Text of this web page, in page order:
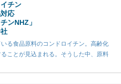
チン
応
ンNHZ」
る食品原料のコンドロイチン。高齢化
ことが見込まれる。そうした中、原料